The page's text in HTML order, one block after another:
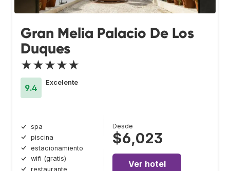
Gran Melia Palacio De Los
Duques
★★★★★
9.4
Excelente
spa
piscina
estacionamiento
wifi (gratis)
restaurante
Desde
$6,023
Ver hotel